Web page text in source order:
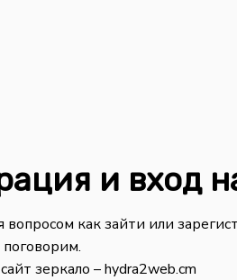
и вход
как зайти или
зеркало – hydra2web.cm